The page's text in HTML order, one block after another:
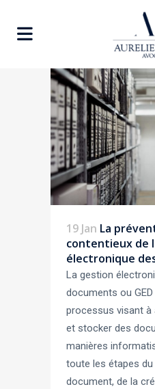
19 Jan La
contentieux de
électronique
La gestion
documents ou
processus visant à
et stocker des
manières
toute les étapes du
document, de la